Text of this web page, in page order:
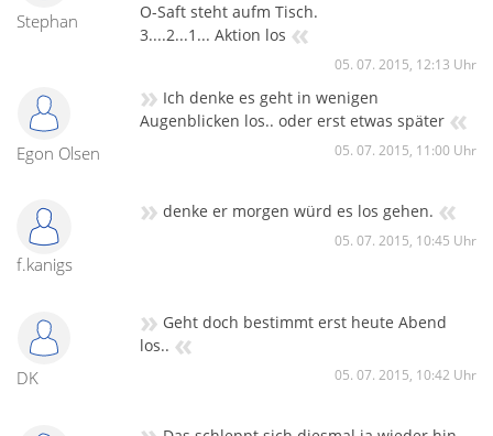
Stephan
O-Saft steht aufm Tisch.
3....2...1... Aktion los «
05. 07. 2015, 12:13 Uhr
Egon Olsen
» Ich denke es geht in wenigen
Augenblicken los.. oder erst etwas später «
05. 07. 2015, 11:00 Uhr
f.kanigs
» denke er morgen würd es los gehen. «
05. 07. 2015, 10:45 Uhr
DK
» Geht doch bestimmt erst heute Abend
los.. «
05. 07. 2015, 10:42 Uhr